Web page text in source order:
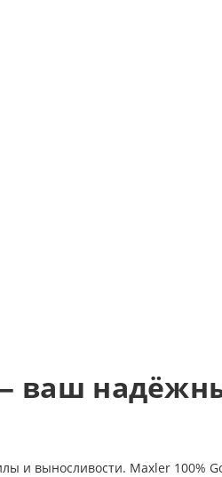
— ваш
выносливости. Maxler 100%